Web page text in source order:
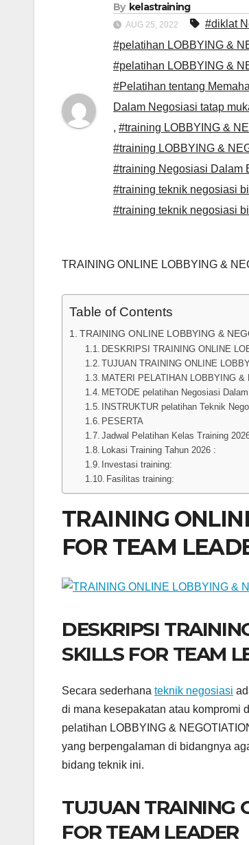
By kelastraining
AUG 25, 2022 #diklat
#pelatihan LOBBYING &
#pelatihan LOBBYING &
#Pelatihan tentang
Dalam Negosiasi tatap
, #training LOBBYING &
#training LOBBYING &
#training Negosiasi Dalam
#training teknik negosiasi
#training teknik negosiasi
TRAINING ONLINE LOBBYING &
Table of Contents
TRAINING ONLINE LOBBYING &
DESKRIPSI TRAINING ONLINE
TUJUAN TRAINING ONLINE
MATERI PELATIHAN LOBBYING
METODE pelatihan Negosiasi
INSTRUKTUR pelatihan Teknik
PESERTA
Jadwal Pelatihan Kelas Training
Lokasi Training Tahun 2026 :
Investasi training:
Fasilitas training:
TRAINING
FOR TEAM
DESKRIPSI
SKILLS FOR TEAM
Secara sederhana teknik negosiasi
di mana kesepakatan atau kompromi
pelatihan LOBBYING &
yang berpengalaman di bidangnya
bidang teknik ini.
TUJUAN TRAINING
FOR TEAM LEADER